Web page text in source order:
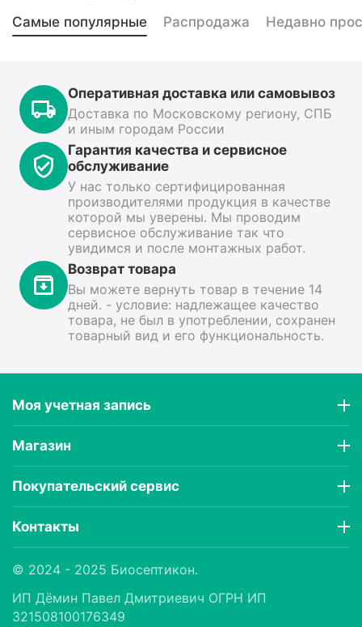
Самые популярные Распродажа Недавно
Оперативная доставка или самовывоз
Доставка по Московскому региону, СПБ
и иным городам России
Гарантия качества и сервисное
обслуживание
У нас только сертифицированная
производителями продукция в качестве
которой мы уверены. Мы проводим
сервисное обслуживание так что
увидимся и после монтажных работ.
Возврат товара
Вы можете вернуть товар в течение 14
дней. - условие: надлежащее качество
товара, не был в употреблении, сохранен
товарный вид и его функциональность.
Моя учетная запись
Магазин
Покупательский сервис
Контакты
© 2024 - 2025 Биосептикон.
ИП Дëмин Павел Дмитриевич ОГРН ИП
321508100176349